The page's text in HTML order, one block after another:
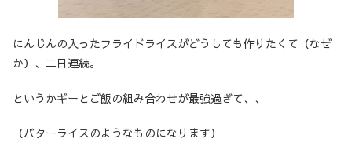
にんじんの入ったフライドライスがどうしても作りたくて（なぜ
か）、二日連続。
というかギーとご飯の組み合わせが最強過ぎて、、
（バターライスのようなものになります）